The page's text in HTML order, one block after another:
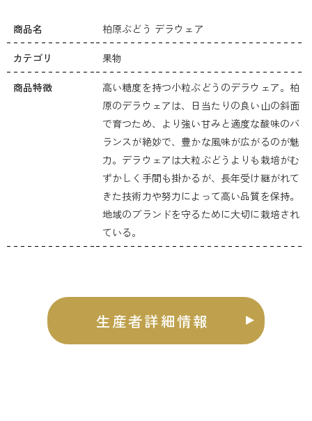
商品名 柏原ぶどう デラウェア
カテゴリ 果物
商品特徴
高い糖度を持つ小粒ぶどうのデラウェア。柏
原のデラウェアは、日当たりの良い山の斜面
で育つため、より強い甘みと適度な酸味のバ
ランスが絶妙で、豊かな風味が広がるのが魅
力。デラウェアは大粒ぶどうよりも栽培がむ
ずかしく手間も掛かるが、長年受け継がれて
きた技術力や努力によって高い品質を保持。
地域のブランドを守るために大切に栽培され
ている。
生産者詳細情報